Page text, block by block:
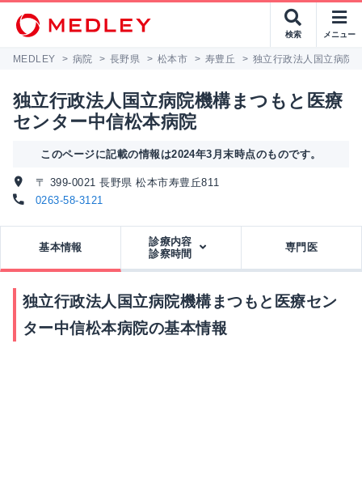
検索 メニュー
MEDLEY > 病院 > 長野県 > 松本市 > 寿豊丘 > 独立行政法人国立病院
独立行政法人国立病院機構まつもと医療
センター中信松本病院
このページに記載の情報は2024年3月末時点のものです。
〒 399-0021 長野県 松本市寿豊丘811
0263-58-3121
基本情報
診療内容
診察時間
専門医
独立行政法人国立病院機構まつもと医療セン
ター中信松本病院の基本情報